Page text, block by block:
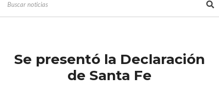
Se presentó la Declaración
de Santa Fe